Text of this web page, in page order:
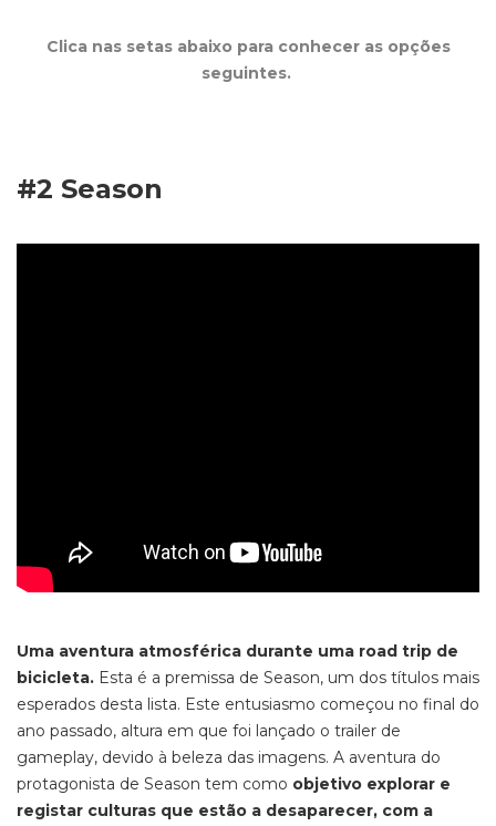
Clica nas setas abaixo para conhecer as opções
seguintes.
#2 Season
Uma aventura atmosférica durante uma road trip de
bicicleta. Esta é a premissa de Season, um dos títulos mais
esperados desta lista. Este entusiasmo começou no final do
ano passado, altura em que foi lançado o trailer de
gameplay, devido à beleza das imagens. A aventura do
protagonista de Season tem como objetivo explorar e
registar culturas que estão a desaparecer, com a